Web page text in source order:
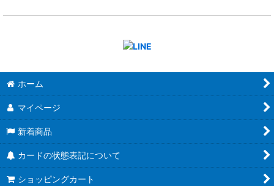
ホーム
マイページ
新着商品
カードの状態表記について
ショッピングカート